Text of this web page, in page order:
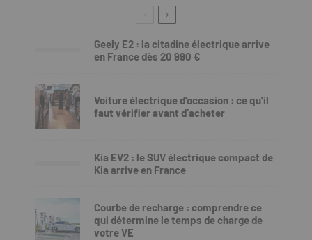
Geely E2 : la citadine électrique arrive
en France dès 20 990 €
Voiture électrique d’occasion : ce qu’il
faut vérifier avant d’acheter
Kia EV2 : le SUV électrique compact de
Kia arrive en France
Courbe de recharge : comprendre ce
qui détermine le temps de charge de
votre VE